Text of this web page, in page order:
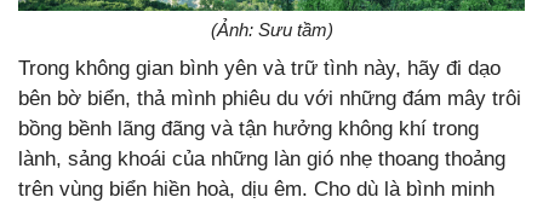
(Ảnh: Sưu tầm)
Trong không gian bình yên và trữ tình này, hãy đi dạo
bên bờ biển, thả mình phiêu du với những đám mây trôi
bồng bềnh lãng đãng và tận hưởng không khí trong
lành, sảng khoái của những làn gió nhẹ thoang thoảng
trên vùng biển hiền hoà, dịu êm. Cho dù là bình minh